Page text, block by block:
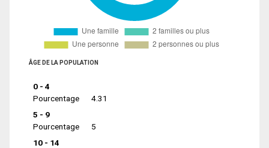
ÂGE DE LA POPULATION
0 - 4
Pourcentage
4.31
5 - 9
Pourcentage
5
10 - 14